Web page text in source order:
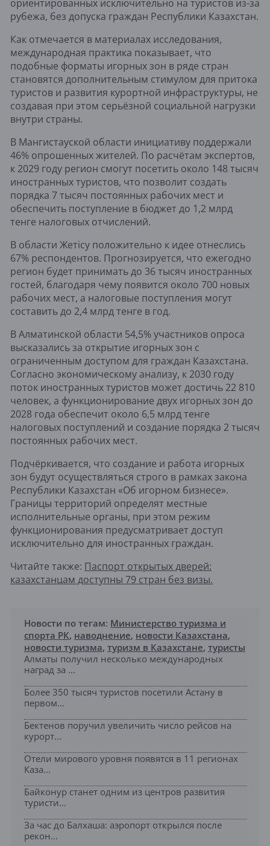
ориентированных исключительно на туристов из-за
рубежа, без допуска граждан Республики Казахстан.
Как отмечается в материалах исследования,
международная практика показывает, что
подобные форматы игорных зон в ряде стран
становятся дополнительным стимулом для притока
туристов и развития курортной инфраструктуры, не
создавая при этом серьёзной социальной нагрузки
внутри страны.
В Мангистауской области инициативу поддержали
46% опрошенных жителей. По расчётам экспертов,
к 2029 году регион смогут посетить около 148 тысяч
иностранных туристов, что позволит создать
порядка 7 тысяч постоянных рабочих мест и
обеспечить поступление в бюджет до 1,2 млрд
тенге налоговых отчислений.
В области Жетісу положительно к идее отнеслись
67% респондентов. Прогнозируется, что ежегодно
регион будет принимать до 36 тысяч иностранных
гостей, благодаря чему появится около 700 новых
рабочих мест, а налоговые поступления могут
составить до 2,4 млрд тенге в год.
В Алматинской области 54,5% участников опроса
высказались за открытие игорных зон с
ограниченным доступом для граждан Казахстана.
Согласно экономическому анализу, к 2030 году
поток иностранных туристов может достичь 22 810
человек, а функционирование двух игорных зон до
2028 года обеспечит около 6,5 млрд тенге
налоговых поступлений и создание порядка 2 тысяч
постоянных рабочих мест.
Подчёркивается, что создание и работа игорных
зон будут осуществляться строго в рамках закона
Республики Казахстан «Об игорном бизнесе».
Границы территорий определят местные
исполнительные органы, при этом режим
функционирования предусматривает доступ
исключительно для иностранных граждан.
Читайте также: Паспорт открытых дверей:
казахстанцам доступны 79 стран без визы.
Новости по тегам: Министерство туризма и
спорта РК, наводнение, новости Казахстана,
новости туризма, туризм в Казахстане, туристы
Алматы получил несколько международных
наград за ...
Более 350 тысяч туристов посетили Астану в
первом...
Бектенов поручил увеличить число рейсов на
курорт...
Отели мирового уровня появятся в 11 регионах
Каза...
Байконур станет одним из центров развития
туристи...
За час до Балхаша: аэропорт открылся после
рекон...